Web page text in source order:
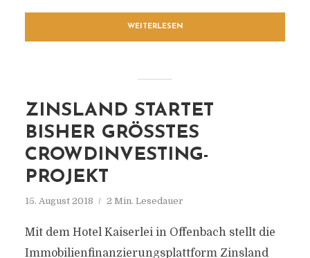
WEITERLESEN
ZINSLAND STARTET
BISHER GRÖSSTES C
ROWDINVESTING-P
ROJEKT
15. August 2018 2 Min. Lesedauer
Mit dem Hotel Kaiserlei in Offenbach stellt die
Immobilienfinanzierungsplattform Zinsland